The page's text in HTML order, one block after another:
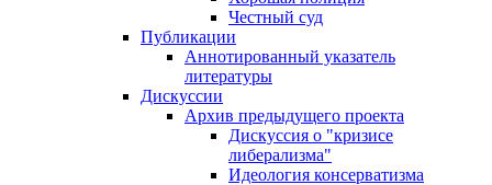
Честный суд
Публикации
Аннотированный указатель
литературы
Дискуссии
Архив предыдущего проекта
Дискуссия о "кризисе
либерализма"
Идеология консерватизма